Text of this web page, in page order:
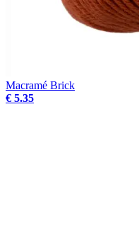
Macramé Brick
€ 5.35